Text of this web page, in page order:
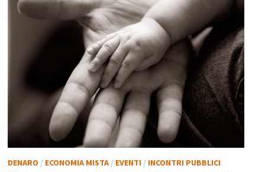
DENARO / ECONOMIA MISTA/ EVENTI / INCONTRI PUBBLICI